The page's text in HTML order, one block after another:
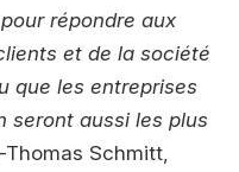
répondre aux
et de la société
que les entreprises
seront aussi les plus
Schmitt,